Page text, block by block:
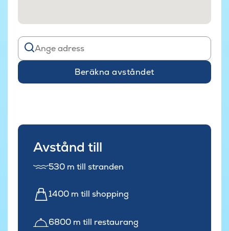
Beräkna avståndet
Avstånd till
530 m till stranden
1400 m till shopping
6800 m till restaurang